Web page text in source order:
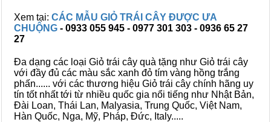
Xem tại: CÁC MẪU GIỎ TRÁI CÂY ĐƯỢC ƯA
CHUỘNG - 0933 055 945 - 0977 301 303 - 0936 65 27
27
Đa dạng các loại Giỏ trái cây quà tặng như Giỏ trái cây
với đầy đủ các màu sắc xanh đỏ tím vàng hồng trắng
phấn...... với các thương hiệu Giỏ trái cây chính hãng uy
tín tốt nhất tới từ nhiều quốc gia nổi tiếng như Nhật Bản,
Đài Loan, Thái Lan, Malyasia, Trung Quốc, Việt Nam,
Hàn Quốc, Nga, Mỹ, Pháp, Đức, Italy.....